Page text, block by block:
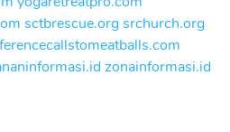
sctbrescue.orgsrchurch.org
zonainformasi.id